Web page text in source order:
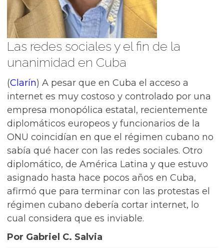
Las redes sociales y el fin de la
unanimidad en Cuba
(Clarín) A pesar que en Cuba el acceso a
internet es muy costoso y controlado por una
empresa monopólica estatal, recientemente
diplomáticos europeos y funcionarios de la
ONU coincidían en que el régimen cubano no
sabía qué hacer con las redes sociales. Otro
diplomático, de América Latina y que estuvo
asignado hasta hace pocos años en Cuba,
afirmó que para terminar con las protestas el
régimen cubano debería cortar internet, lo
cual considera que es inviable.
Por Gabriel C. Salvia